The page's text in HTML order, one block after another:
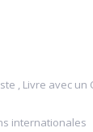
, Livre avec un
internationales